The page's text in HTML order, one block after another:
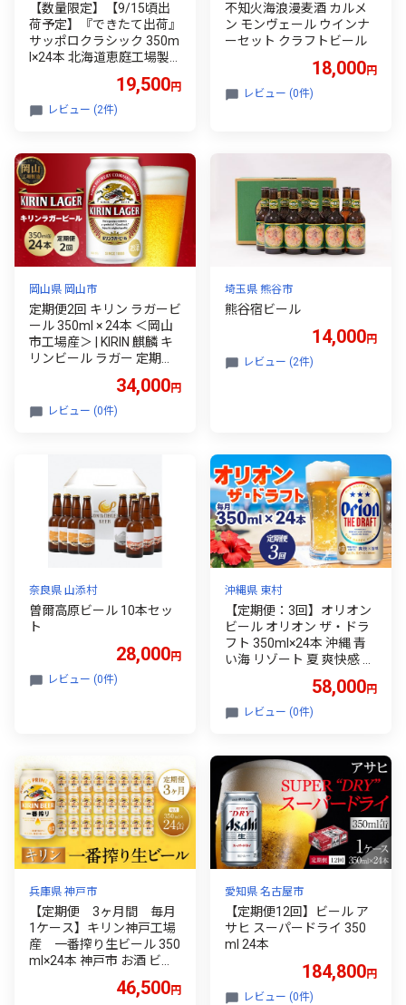
【数量限定】【9/15頃出
荷予定】『できたて出荷』
サッポロクラシック 350m
l×24本 北海道恵庭工場製
ロビール サッポロ ビール
クラシック サッポロクラ
ール5% 北海道限定 できた
て 新鮮 お酒 酒 麦芽 ホッ
プ 晩酌 お取り寄せ 北海道
恵庭市 恵庭【300030270
1】
19,500円
レビュー (2件)
不知火海浪漫麦酒 カルメ
ン モンヴェール ウインナ
ーセット クラフトビール
18,000円
レビュー (0件)
岡山県 岡山市
定期便2回 キリン ラガービ
ール 350ml × 24本 ＜岡山
市工場産＞ | KIRIN 麒麟 キ
リンビール ラガー 定期便
飲み 宴会 ケース ギフト
34,000円
レビュー (0件)
埼玉県 熊谷市
熊谷宿ビール
14,000円
レビュー (2件)
奈良県 山添村
曽爾高原ビール 10本セッ
ト
28,000円
レビュー (0件)
沖縄県 東村
【定期便：3回】オリオン
ビール オリオン ザ・ドラ
フト 350ml×24本 沖縄 青
い海 リゾート 夏 爽快感 ori
飲み アウトドア バーベキ
ュー スポーツ観戦 ビーチ
58,000円
レビュー (0件)
兵庫県 神戸市
【定期便 3ヶ月間 毎月
1ケース】キリン神戸工場
産 一番搾り生ビール 350
ml×24本 神戸市 お酒 ビー
46,500円
愛知県 名古屋市
【定期便12回】ビール ア
サヒ スーパードライ 350
ml 24本
184,800円
レビュー (0件)